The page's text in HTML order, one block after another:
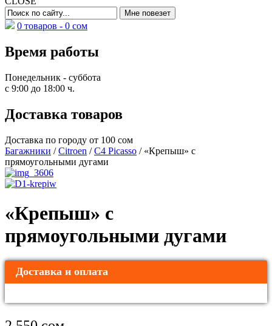
0 товаров - 0 сом
Время работы
Понедельник - суббота
с 9:00 до 18:00 ч.
Доставка товаров
Доставка по городу от 100 сом
Багажники /Citroen /C4 Picasso / «Крепыш» с
прямоугольными дугами
«Крепыш» с
прямоугольными дугами
Доставка и оплата